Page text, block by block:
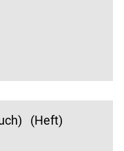
(Heft)